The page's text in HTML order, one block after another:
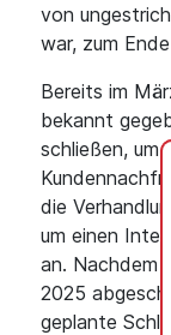
von
war, zum
Bereits im
bekannt
schließen, um
die
um einen
an. Nachdem
2025
geplante